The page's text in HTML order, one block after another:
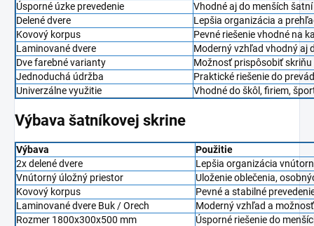
Úsporné úzke prevedenie
Vhodné aj do menších
Delené dvere
Lepšia organizácia a
Kovový korpus
Pevné riešenie vhodné na
Laminované dvere
Moderný vzhľad vhodný aj
Dve farebné varianty
Možnosť prispôsobiť skriňu
Jednoduchá údržba
Praktické riešenie do
Univerzálne využitie
Vhodné do škôl, firiem,
Výbava šatníkovej skrine
Výbava
Použitie
2x delené dvere
Lepšia organizácia
Vnútorný úložný priestor
Uloženie oblečenia,
Kovový korpus
Pevné a stabilné
Laminované dvere Buk / Orech
Moderný vzhľad a
Rozmer 1800x300x500 mm
Úsporné riešenie do